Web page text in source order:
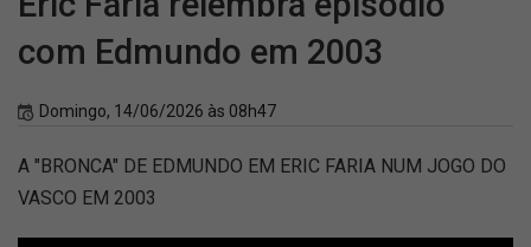
com Edmundo em 2003
Domingo, 14/06/2026 às 08h47
A "BRONCA" DE EDMUNDO EM ERIC FARIA NUM JOGO DO
VASCO EM 2003